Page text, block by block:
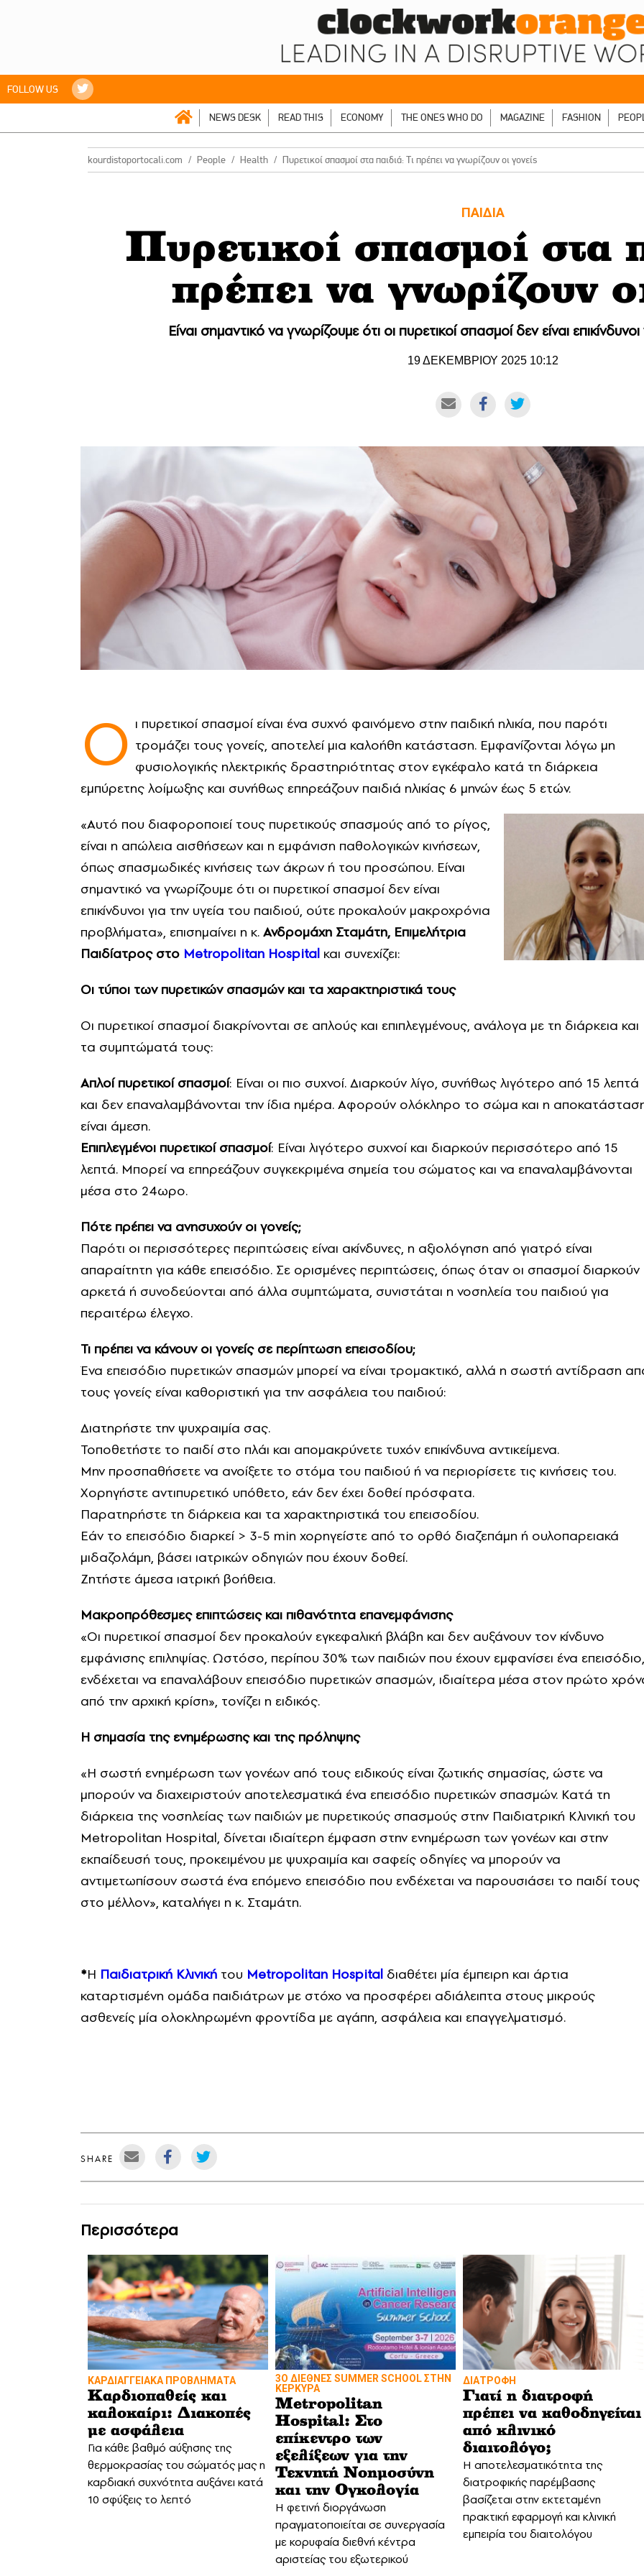
FOLLOW US
NEWS DESK READ THIS ECONOMY THE ONES WHO DO MAGAZINE FASHION
kourdistoportocali.com People Health Πυρετικοί σπασμοί στα παιδιά: Τι πρέπει να γνωρίζουν οι γονείς
ΠΑΙΔΙΑ
Πυρετικοί σπασμοί στα
πρέπει να γνωρίζουν
Είναι σημαντικό να γνωρίζουμε ότι οι πυρετικοί σπασμοί δεν είναι
19 ΔΕΚΕΜΒΡΙΟΥ 2025 10:12
Ο ι πυρετικοί σπασμοί είναι ένα συχνό φαινόμενο στην παιδική ηλικία, που παρότι
τρομάζει τους γονείς, αποτελεί μια καλοήθη κατάσταση. Εμφανίζονται λόγω μη
φυσιολογικής ηλεκτρικής δραστηριότητας στον εγκέφαλο κατά τη διάρκεια
εμπύρετης λοίμωξης και συνήθως επηρεάζουν παιδιά ηλικίας 6 μηνών έως 5 ετών.
«Αυτό που διαφοροποιεί τους πυρετικούς σπασμούς από το ρίγος,
είναι η απώλεια αισθήσεων και η εμφάνιση παθολογικών κινήσεων,
όπως σπασμωδικές κινήσεις των άκρων ή του προσώπου. Είναι
σημαντικό να γνωρίζουμε ότι οι πυρετικοί σπασμοί δεν είναι
επικίνδυνοι για την υγεία του παιδιού, ούτε προκαλούν μακροχρόνια
προβλήματα», επισημαίνει η κ. Ανδρομάχη Σταμάτη, Επιμελήτρια
Παιδίατρος στο Metropolitan Hospital και συνεχίζει:
Οι τύποι των πυρετικών σπασμών και τα χαρακτηριστικά τους
Οι πυρετικοί σπασμοί διακρίνονται σε απλούς και επιπλεγμένους, ανάλογα με τη διάρκεια και
τα συμπτώματά τους:
Απλοί πυρετικοί σπασμοί: Είναι οι πιο συχνοί. Διαρκούν λίγο, συνήθως λιγότερο από 15 λεπτά
και δεν επαναλαμβάνονται την ίδια ημέρα. Αφορούν ολόκληρο το σώμα και η
είναι άμεση.
Επιπλεγμένοι πυρετικοί σπασμοί: Είναι λιγότερο συχνοί και διαρκούν περισσότερο από 15
λεπτά. Μπορεί να επηρεάζουν συγκεκριμένα σημεία του σώματος και να επαναλαμβάνονται
μέσα στο 24ωρο.
Πότε πρέπει να ανησυχούν οι γονείς;
Παρότι οι περισσότερες περιπτώσεις είναι ακίνδυνες, η αξιολόγηση από γιατρό είναι
απαραίτητη για κάθε επεισόδιο. Σε ορισμένες περιπτώσεις, όπως όταν οι σπασμοί διαρκούν
αρκετά ή συνοδεύονται από άλλα συμπτώματα, συνιστάται η νοσηλεία του παιδιού για
περαιτέρω έλεγχο.
Τι πρέπει να κάνουν οι γονείς σε περίπτωση επεισοδίου;
Ένα επεισόδιο πυρετικών σπασμών μπορεί να είναι τρομακτικό, αλλά η σωστή αντίδραση
τους γονείς είναι καθοριστική για την ασφάλεια του παιδιού:
Διατηρήστε την ψυχραιμία σας.
Τοποθετήστε το παιδί στο πλάι και απομακρύνετε τυχόν επικίνδυνα αντικείμενα.
Μην προσπαθήσετε να ανοίξετε το στόμα του παιδιού ή να περιορίσετε τις κινήσεις του.
Χορηγήστε αντιπυρετικό υπόθετο, εάν δεν έχει δοθεί πρόσφατα.
Παρατηρήστε τη διάρκεια και τα χαρακτηριστικά του επεισοδίου.
Εάν το επεισόδιο διαρκεί > 3-5 min χορηγείστε από το ορθό διαζεπάμη ή ουλοπαρειακά
μιδαζολάμη, βάσει ιατρικών οδηγιών που έχουν δοθεί.
Ζητήστε άμεσα ιατρική βοήθεια.
Μακροπρόθεσμες επιπτώσεις και πιθανότητα επανεμφάνισης
«Οι πυρετικοί σπασμοί δεν προκαλούν εγκεφαλική βλάβη και δεν αυξάνουν τον κίνδυνο
εμφάνισης επιληψίας. Ωστόσο, περίπου 30% των παιδιών που έχουν εμφανίσει ένα επεισόδιο,
ενδέχεται να επαναλάβουν επεισόδιο πυρετικών σπασμών, ιδιαίτερα μέσα στον πρώτο
από την αρχική κρίση», τονίζει η ειδικός.
Η σημασία της ενημέρωσης και της πρόληψης
«Η σωστή ενημέρωση των γονέων από τους ειδικούς είναι ζωτικής σημασίας, ώστε να
μπορούν να διαχειριστούν αποτελεσματικά ένα επεισόδιο πυρετικών σπασμών. Κατά τη
διάρκεια της νοσηλείας των παιδιών με πυρετικούς σπασμούς στην Παιδιατρική Κλινική του
Metropolitan Hospital, δίνεται ιδιαίτερη έμφαση στην ενημέρωση των γονέων και στην
εκπαίδευσή τους, προκειμένου με ψυχραιμία και σαφείς οδηγίες να μπορούν να
αντιμετωπίσουν σωστά ένα επόμενο επεισόδιο που ενδέχεται να παρουσιάσει το παιδί τους
στο μέλλον», καταλήγει η κ. Σταμάτη.
*Η Παιδιατρική Κλινική του Metropolitan Hospital διαθέτει μία έμπειρη και άρτια
καταρτισμένη ομάδα παιδιάτρων με στόχο να προσφέρει αδιάλειπτα στους μικρούς
ασθενείς μία ολοκληρωμένη φροντίδα με αγάπη, ασφάλεια και επαγγελματισμό.
SHARE
Περισσότερα
ΚΑΡΔΙΑΓΓΕΙΑΚΑ ΠΡΟΒΛΗΜΑΤΑ
Καρδιοπαθείς και
καλοκαίρι: Διακοπές
με ασφάλεια
Για κάθε βαθμό αύξησης της
θερμοκρασίας του σώματός μας η
καρδιακή συχνότητα αυξάνει κατά
10 σφύξεις το λεπτό
3Ο ΔΙΕΘΝΕΣ SUMMER SCHOOL ΣΤΗΝ
ΚΕΡΚΥΡΑ
Metropolitan
Hospital: Στο
επίκεντρο των
εξελίξεων για την
Τεχνητή Νοημοσύνη
και την Ογκολογία
Η φετινή διοργάνωση
πραγματοποιείται σε συνεργασία
με κορυφαία διεθνή κέντρα
αριστείας του εξωτερικού
ΔΙΑΤΡΟΦΗ
Γιατί η διατροφή
πρέπει να καθοδηγείται
από κλινικό
διαιτολόγο;
Η αποτελεσματικότητα της
διατροφικής παρέμβασης
βασίζεται στην εκτεταμένη
πρακτική εφαρμογή και κλινική
εμπειρία του διαιτολόγου